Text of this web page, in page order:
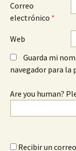
Correo
electrónico *
Web
Guarda mi
navegador para la
Are you human?
Recibir un